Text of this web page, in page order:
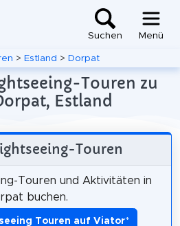
Suchen Menü
> Estland > Dorpat
Touren zu
Estland
Touren
Touren und Aktivitäten in
buchen.
Touren auf Viator*